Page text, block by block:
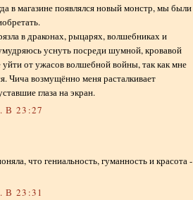
в магазине появлялся новый монстр, мы были
в драконах, рыцарях, волшебниках и
уснуть посреди шумной, кровавой
от ужасов волшебной войны, так как мне
Чича возмущённо меня расталкивает
глаза на экран.
В 23:27
что гениальность, гуманность и красота -
В 23:31